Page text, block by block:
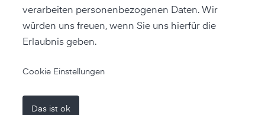
verarbeiten personenbezogenen Daten. Wir
würden uns freuen, wenn Sie uns hierfür die
Erlaubnis geben.
Cookie Einstellungen
Das ist ok